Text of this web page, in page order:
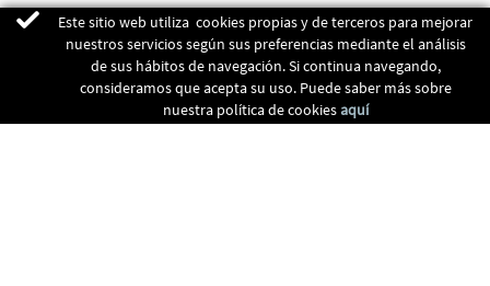
Este sitio web utiliza cookies propias y de terceros para mejorar
nuestros servicios según sus preferencias mediante el análisis
de sus hábitos de navegación. Si continua navegando,
consideramos que acepta su uso. Puede saber más sobre
nuestra política de cookies aquí